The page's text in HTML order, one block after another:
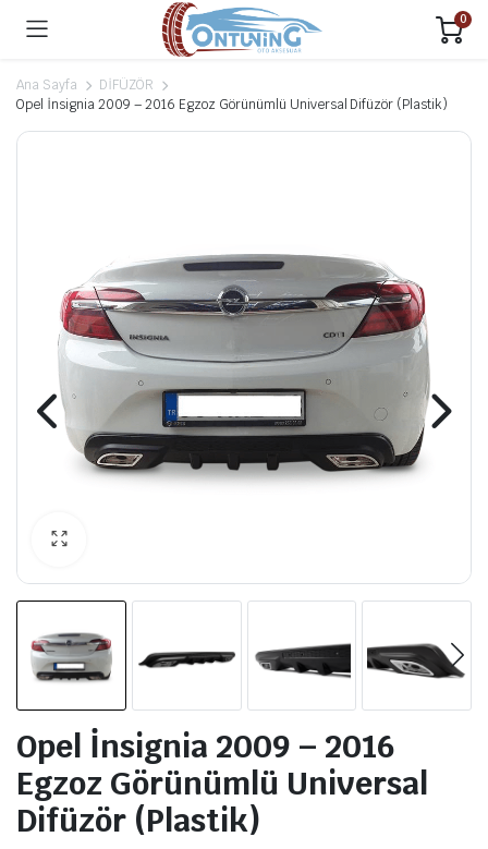
0
Ana Sayfa
DİFÜZÖR
Opel İnsignia 2009 – 2016 Egzoz Görünümlü Universal Difüzör (Plastik)
Opel İnsignia 2009 – 2016
Egzoz Görünümlü Universal
Difüzör (Plastik)